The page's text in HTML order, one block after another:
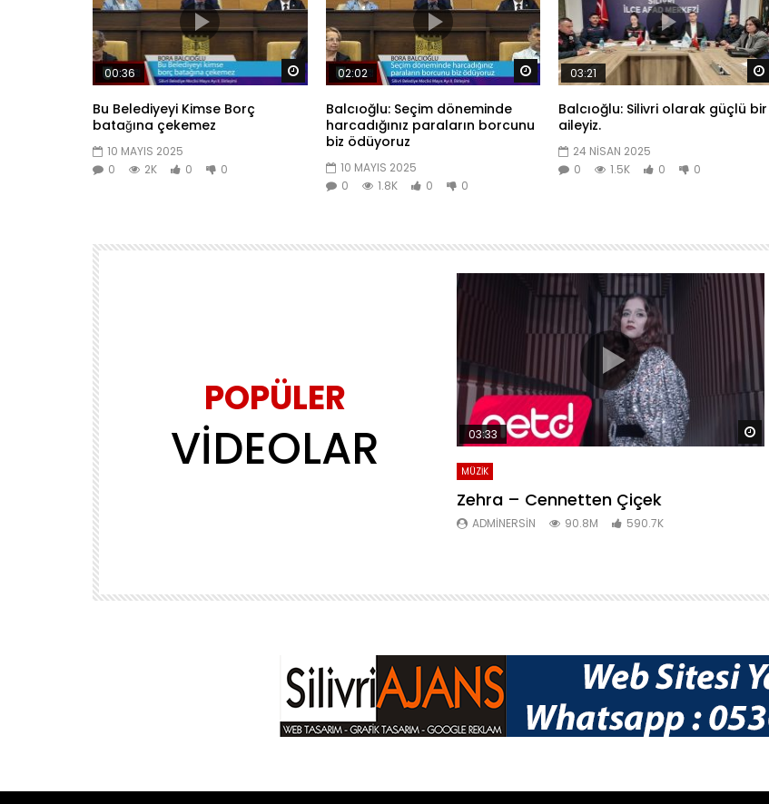
Daha sonra izle
00:36
Bu Belediyeyi Kimse Borç
batağına çekemez
10 MAYIS 2025
0
2K 0 0
Daha sonra izle
02:02
Balcıoğlu: Seçim döneminde
harcadığınız paraların borcunu
biz ödüyoruz
10 MAYIS 2025
0
1.8K 0 0
03:21
Balcıoğlu: Silivri olarak güçlü bir
aileyiz.
24 NISAN 2025
0
1.5K 0 0
POPÜLER
VİDEOLAR
Daha sonra izle Daha sonra izle
03:33
MÜZİK
Zehra – Cennetten Çiçek
ADMINERSIN 90.8M 590.7K